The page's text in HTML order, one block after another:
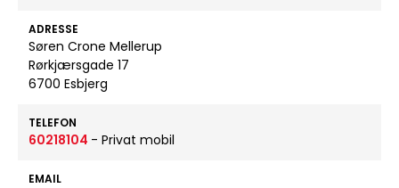
ADRESSE
Søren Crone Mellerup
Rørkjærsgade 17
6700 Esbjerg
TELEFON
60218104 - Privat mobil
EMAIL